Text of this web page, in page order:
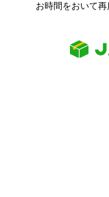
お時間をおいて